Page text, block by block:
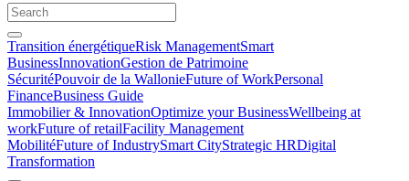
Transition énergétiqueRisk ManagementSmart
BusinessInnovationGestion de Patrimoine
SécuritéPouvoir de la WallonieFuture of WorkPersonal
FinanceBusiness Guide
Immobilier & InnovationOptimize your BusinessWellbeing at
workFuture of retailFacility Management
MobilitéFuture of IndustrySmart CityStrategic HRDigital
Transformation